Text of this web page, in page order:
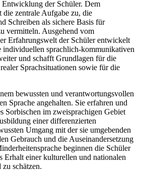
Entwicklung der Schüler. Dem
zentrale Aufgabe zu, die
Schreiben als sichere Basis für
vermitteln. Ausgehend vom
Erfahrungswelt der Schüler entwickelt
individuellen sprachlich-kommunikativen
und schafft Grundlagen für die
Sprachsituationen sowie für die
bewussten und verantwortungsvollen
Sprache angehalten. Sie erfahren und
Sorbischen im zweisprachigen Gebiet
einer differenzierten
Umgang mit der sie umgebenden
Gebrauch und die Auseinandersetzung
beginnen die Schüler
Erhalt einer kulturellen und nationalen
schätzen.